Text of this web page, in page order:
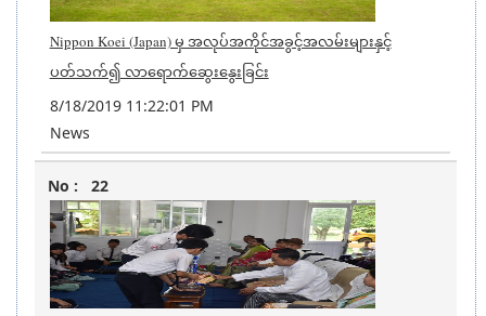
Nippon Koei (Japan) မှ အလုပ်အကိုင်အခွင့်အလမ်းများနှင့်
ပတ်သက်၍ လာရောက်ဆွေးနွေးခြင်း
8/18/2019 11:22:01 PM
News
22